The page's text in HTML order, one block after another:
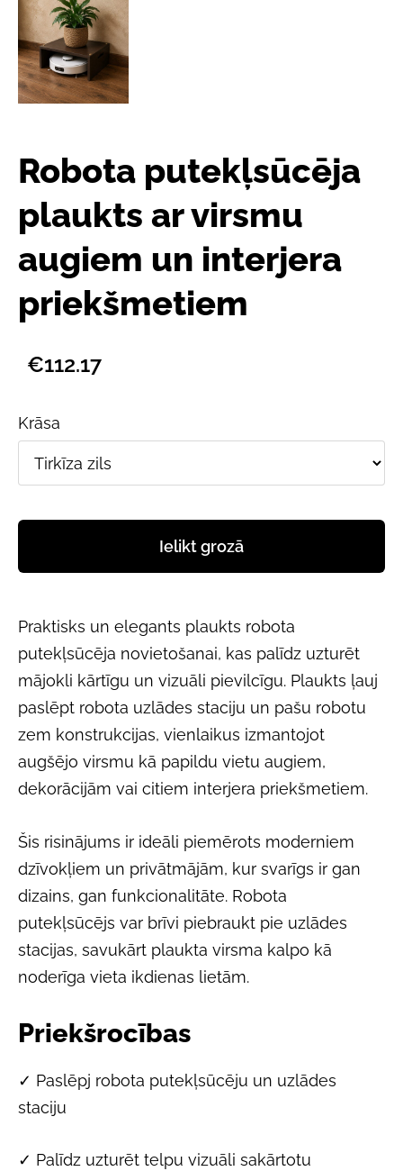
Robota putekļsūcēja
plaukts ar virsmu
augiem un interjera
priekšmetiem
€112.17
Krāsa
Ielikt grozā
Praktisks un elegants plaukts robota
putekļsūcēja novietošanai, kas palīdz uzturēt
mājokli kārtīgu un vizuāli pievilcīgu. Plaukts ļauj
paslēpt robota uzlādes staciju un pašu robotu
zem konstrukcijas, vienlaikus izmantojot
augšējo virsmu kā papildu vietu augiem,
dekorācijām vai citiem interjera priekšmetiem.
Šis risinājums ir ideāli piemērots moderniem
dzīvokļiem un privātmājām, kur svarīgs ir gan
dizains, gan funkcionalitāte. Robota
putekļsūcējs var brīvi piebraukt pie uzlādes
stacijas, savukārt plaukta virsma kalpo kā
noderīga vieta ikdienas lietām.
Priekšrocības
✓ Paslēpj robota putekļsūcēju un uzlādes
staciju
✓ Palīdz uzturēt telpu vizuāli sakārtotu